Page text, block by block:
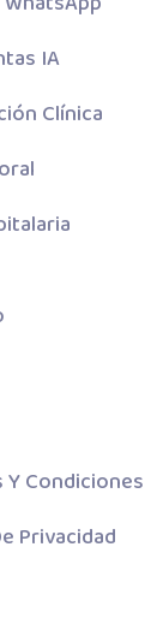
IA
Clínica
Y Condiciones
Privacidad